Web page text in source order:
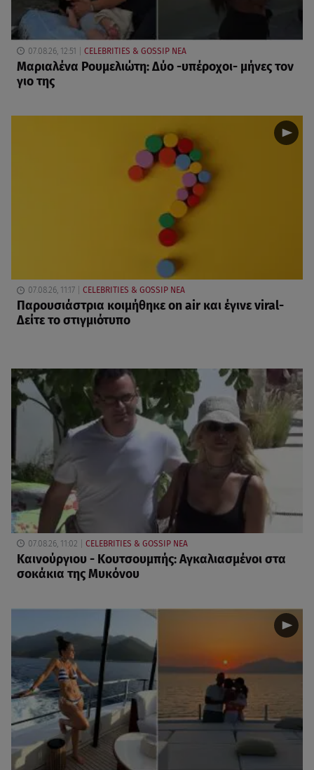
07.08.26, 12:51 CELEBRITIES & GOSSIP ΝΕΑ
Μαριαλένα Ρουμελιώτη: Δύο -υπέροχοι- μήνες τον
γιο της
07.08.26, 11:17 CELEBRITIES & GOSSIP ΝΕΑ
Παρουσιάστρια κοιμήθηκε on air και έγινε viral-
Δείτε το στιγμιότυπο
07.08.26, 11:02 CELEBRITIES & GOSSIP ΝΕΑ
Καινούργιου - Κουτσουμπής: Αγκαλιασμένοι στα
σοκάκια της Μυκόνου